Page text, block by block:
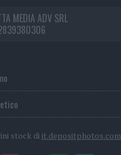
MEDIA ADV SRL
stock di it.depositphotos.com